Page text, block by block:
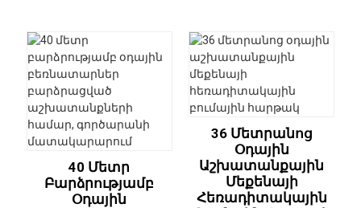
40 Մետր
Բարձրությամբ
Օդային
36 Մետրանոց
Օդային
Աշխատանքային
Մեքենայի
Հեռադիտակային